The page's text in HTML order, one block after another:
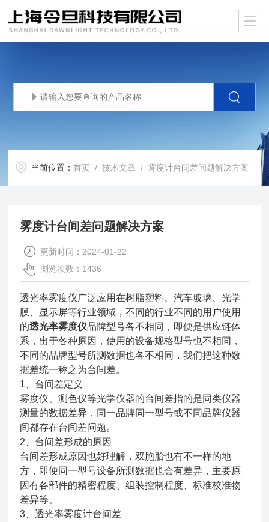
当前位置：首页 /技术文章 / 雾度计台间差问题解决方案
雾度计台间差问题解决方案
更新时间：2024-01-22
浏览次数：1436
透光率雾度仪广泛应用在树脂塑料、汽车玻璃、光学
膜、显示屏等行业领域，不同的行业不同的用户使用
的透光率雾度仪品牌型号各不相同，即便是供应链体
系，出于各种原因，使用的设备规格型号也不相同，
不同的品牌型号所测数据也各不相同，我们把这种数
据差统一称之为台间差。
1、台间差定义
雾度仪、测色仪等光学仪器的台间差指的是同类仪器
测量的数据差异，同一品牌同一型号或不同品牌仪器
间都存在台间差问题。
2、台间差形成的原因
台间差形成原因也好理解，双胞胎也有不一样的地
方，即便同一型号设备所测数据也会有差异，主要原
因有各部件的精密程度、组装控制程度、标准校准物
差异等。
3、透光率雾度计台间差